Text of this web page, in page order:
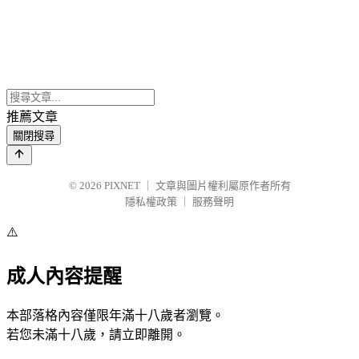
推薦文章
關閉搜尋
© 2026 PIXNET
文章與圖片權利屬原作者所有
隱私權政策
服務聲明
⚠️
成人內容提醒
本部落格內容僅限年滿十八歲者瀏覽。
若您未滿十八歲，請立即離開。